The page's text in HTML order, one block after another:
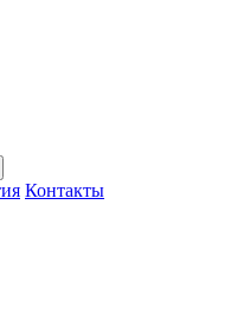
Контакты